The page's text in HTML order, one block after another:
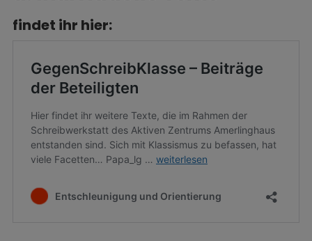
findet ihr hier: